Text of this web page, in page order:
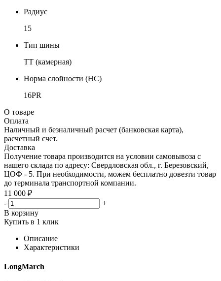
Радиус
15
Тип шины
TT (камерная)
Норма слойности (НС)
16PR
О товаре
Оплата
Наличный и безналичный расчет (банковская карта),
расчетный счет.
Доставка
Получение товара производится на условии самовывоза с
нашего склада по адресу: Свердловская обл., г. Березовский,
ЦОФ - 5. При необходимости, можем бесплатно довезти товар
до терминала транспортной компании.
11 000 ₽
-
+
В корзину
Купить в 1 клик
Описание
Характеристики
LongMarch